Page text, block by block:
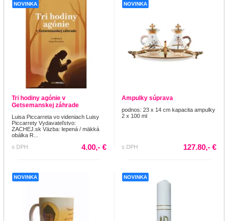
NOVINKA
Tri hodiny agónie v
Getsemanskej záhrade
Luisa Piccarreta vo videniach Luisy
Piccarrety Vydavateľstvo:
ZACHEJ.sk Väzba: lepená / mäkká
obálka R...
s DPH
4.00,- €
NOVINKA
Ampulky súprava
podnos: 23 x 14 cm kapacita ampulky
2 x 100 ml
s DPH 127.80,- €
NOVINKA NOVINKA